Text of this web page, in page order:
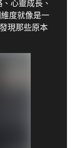
心靈成長、
度就像是一
現那些原本